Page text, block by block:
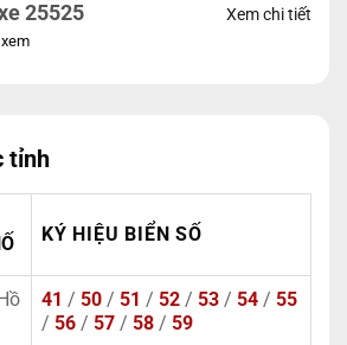
25525 Xem chi tiết
tỉnh
KÝ HIỆU BIỂN SỐ
41 / 50 / 51 / 52 / 53 / 54 / 55
/ 56 / 57 / 58 / 59